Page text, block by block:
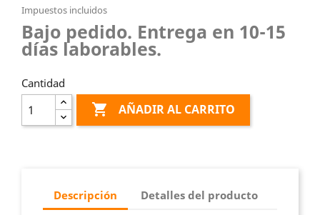
Impuestos incluidos
Bajo pedido. Entrega en 10-15
días laborables.
Cantidad
 AÑADIR AL CARRITO
Descripción Detalles del producto